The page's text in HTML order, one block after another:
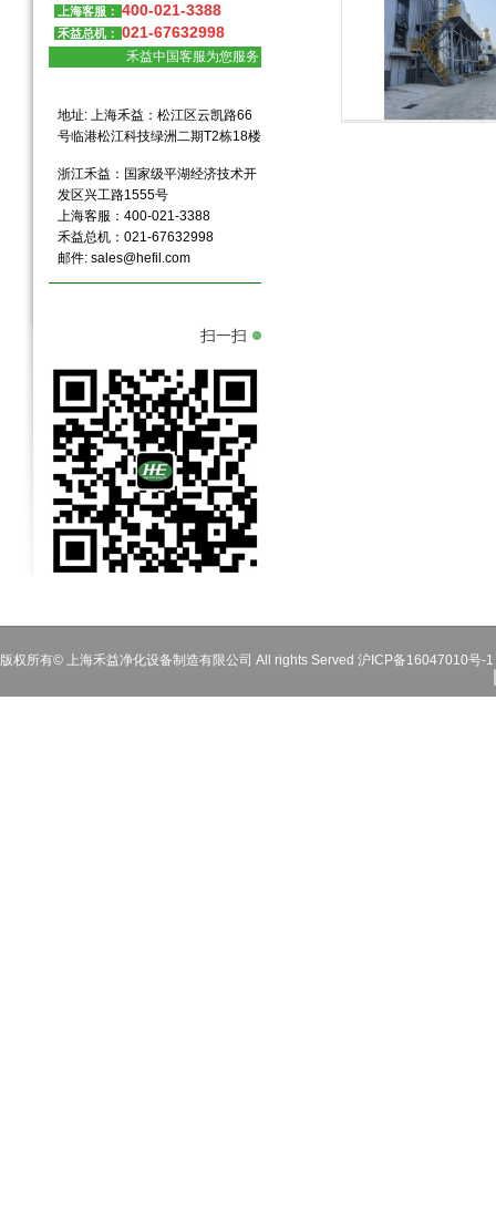
上海客服： 400-021-3388
禾益总机： 021-67632998
禾益中国客服为您服务
地址: 上海禾益：松江区云凯路66
号临港松江科技绿洲二期T2栋18楼
浙江禾益：国家级平湖经济技术开
发区兴工路1555号
上海客服：400-021-3388
禾益总机：021-67632998
邮件: sales@hefil.com
扫一扫
成套空气过滤设备
版权所有© 上海禾益净化设备制造有限公司 All rights Served 沪ICP备16047010号-1